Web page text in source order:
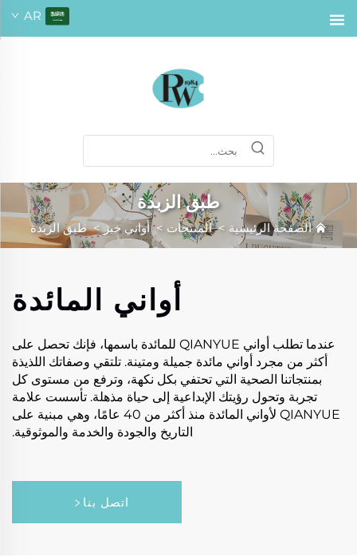
AR
طبق الزبدة
الصفحة الرئيسية >المنتجات >أواني خبز>طبق الزبدة
أواني المائدة
عندما تطلب أواني QIANYUE للمائدة باسمها، فإنك تحصل على
أكثر من مجرد أواني مائدة جميلة ومتينة. تلتقي وصفاتك اللذيذة
بمنتجاتنا الصحية التي تحتفي بكل نكهة، وترفع من مستوى كل
تجربة وتحول رؤيتك الإبداعية إلى حياة مذهلة. تأسست علامة
QIANYUE لأواني المائدة منذ أكثر من 40 عامًا، وهي مبنية على
التاريخ والجودة والخدمة والموثوقية.
اتصل بنا